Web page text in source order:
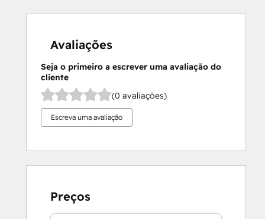
Avaliações
Seja o primeiro a escrever uma avaliação do
cliente
(0 avaliações)
Escreva uma avaliação
Preços